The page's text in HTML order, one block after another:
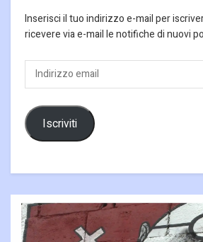
Inserisci il tuo indirizzo e-mail per
ricevere via e-mail le notifiche di nuovi
Indirizzo
email
Iscriviti